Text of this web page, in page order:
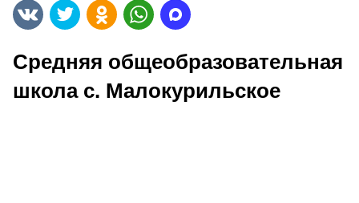
Средняя общеобразовательная
школа с. Малокурильское